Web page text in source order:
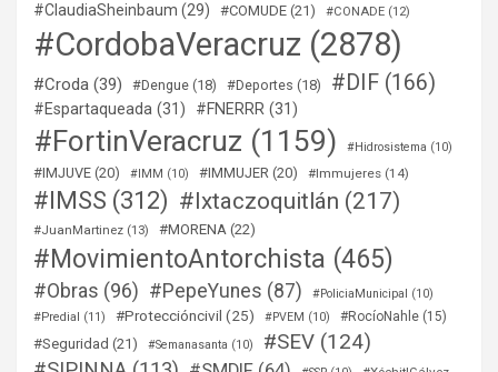
#ClaudiaSheinbaum (29) #COMUDE (21) #CONADE (12)
#CordobaVeracruz (2878)
#Croda (39) #Dengue (18) #Deportes (18) #DIF (166)
#Espartaqueada (31) #FNERRR (31)
#FortinVeracruz (1159) #Hidrosistema (10)
#IMJUVE (20) #IMM (10) #IMMUJER (20) #Immujeres (14)
#IMSS (312) #Ixtaczoquitlán (217)
#JuanMartinez (13) #MORENA (22)
#MovimientoAntorchista (465)
#Obras (96) #PepeYunes (87) #PoliciaMunicipal
(10)
#Predial
(11) #Proteccióncivil (25) #PVEM (10) #RocíoNahle (15)
#Seguridad (21) #Semanasanta (10) #SEV (124)